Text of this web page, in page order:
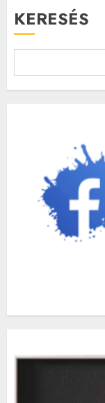
KERESÉS